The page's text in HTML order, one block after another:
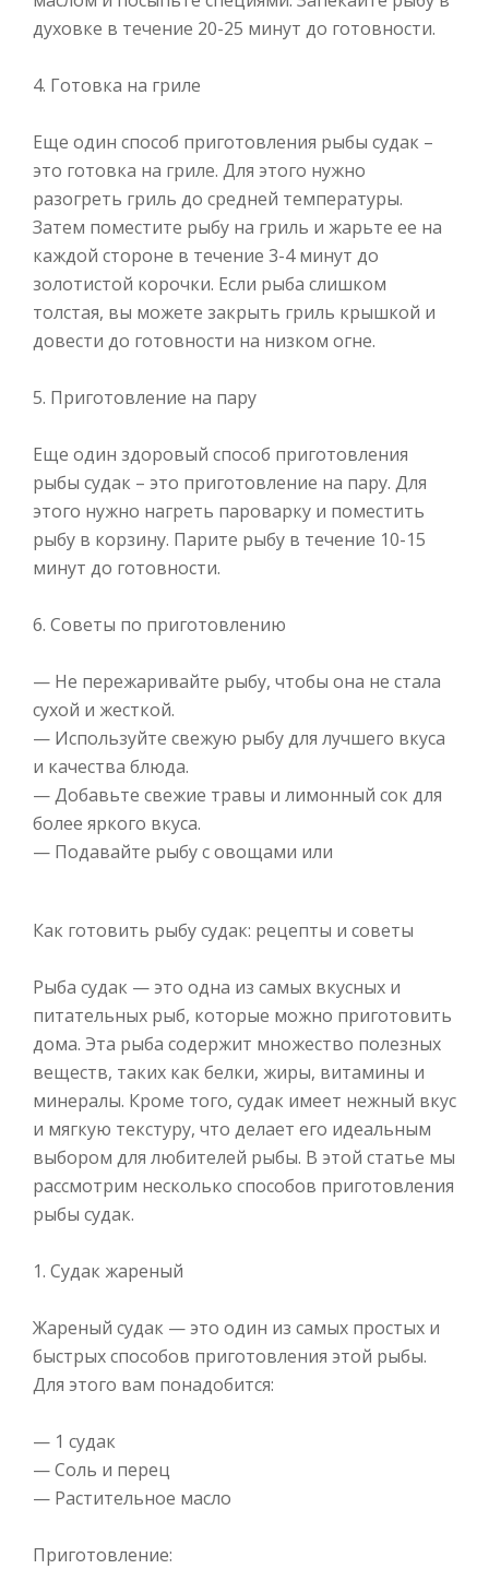
духовке в течение 20-25 минут до готовности.
4. Готовка на гриле
Еще один способ приготовления рыбы судак –
это готовка на гриле. Для этого нужно
разогреть гриль до средней температуры.
Затем поместите рыбу на гриль и жарьте ее на
каждой стороне в течение 3-4 минут до
золотистой корочки. Если рыба слишком
толстая, вы можете закрыть гриль крышкой и
довести до готовности на низком огне.
5. Приготовление на пару
Еще один здоровый способ приготовления
рыбы судак – это приготовление на пару. Для
этого нужно нагреть пароварку и поместить
рыбу в корзину. Парите рыбу в течение 10-15
минут до готовности.
6. Советы по приготовлению
— Не пережаривайте рыбу, чтобы она не стала
сухой и жесткой.
— Используйте свежую рыбу для лучшего вкуса
и качества блюда.
— Добавьте свежие травы и лимонный сок для
более яркого вкуса.
— Подавайте рыбу с овощами или
Как готовить рыбу судак: рецепты и советы
Рыба судак — это одна из самых вкусных и
питательных рыб, которые можно приготовить
дома. Эта рыба содержит множество полезных
веществ, таких как белки, жиры, витамины и
минералы. Кроме того, судак имеет нежный вкус
и мягкую текстуру, что делает его идеальным
выбором для любителей рыбы. В этой статье мы
рассмотрим несколько способов приготовления
рыбы судак.
1. Судак жареный
Жареный судак — это один из самых простых и
быстрых способов приготовления этой рыбы.
Для этого вам понадобится:
— 1 судак
— Соль и перец
— Растительное масло
Приготовление: